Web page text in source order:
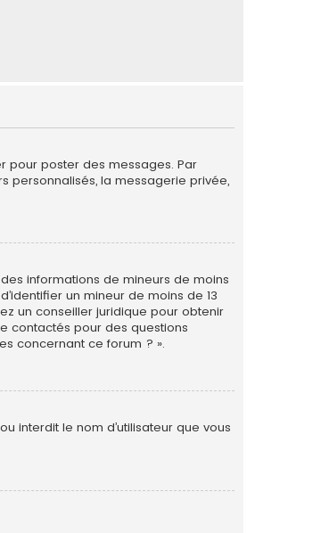
pour poster des messages. Par
personnalisés, la messagerie privée,
informations de mineurs de moins
un mineur de moins de 13
un conseiller juridique pour obtenir
contactés pour des questions
concernant ce forum ? ».
interdit le nom d’utilisateur que vous